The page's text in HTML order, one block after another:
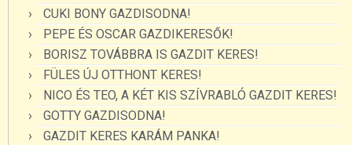
CUKI BONY GAZDISODNA!
PEPE ÉS OSCAR GAZDIKERESŐK!
BORISZ TOVÁBBRA IS GAZDIT KERES!
FÜLES ÚJ OTTHONT KERES!
NICO ÉS TEO, A KÉT KIS SZÍVRABLÓ GAZDIT KERES!
GOTTY GAZDISODNA!
GAZDIT KERES KARÁM PANKA!